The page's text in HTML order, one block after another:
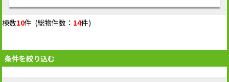
棟数10件 (総物件数： 14件)
条件を絞り込む